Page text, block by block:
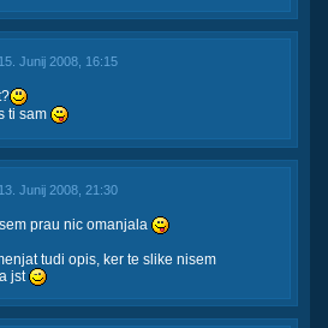
15. Junij 2008, 16:15
ti sam
13. Junij 2008, 21:30
prau nic omanjala
tudi opis, ker te slike nisem
jst